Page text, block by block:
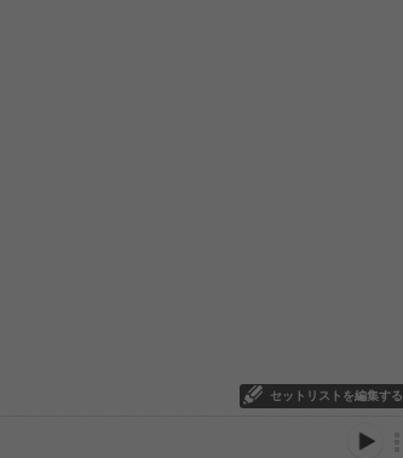
セットリストを編集する